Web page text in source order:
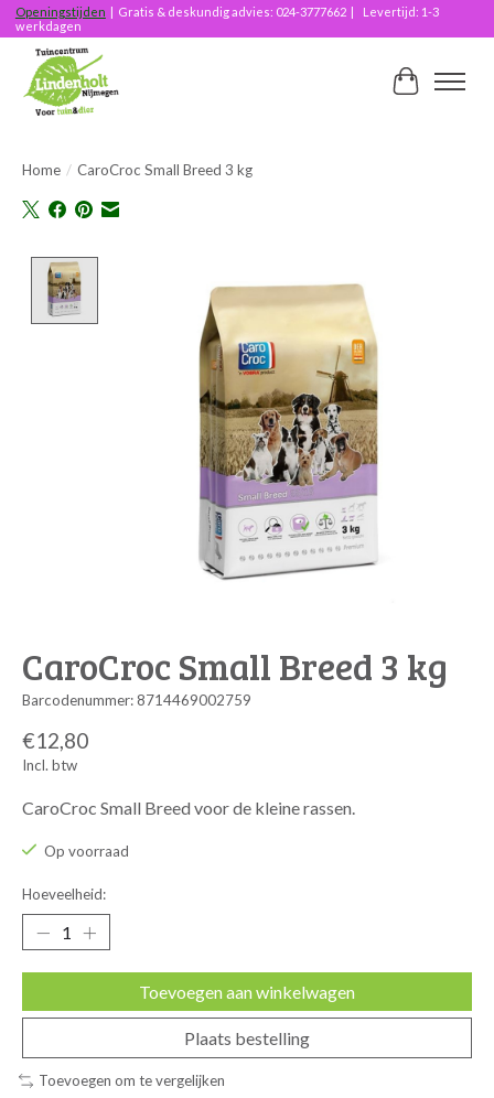
Openingstijden | Gratis & deskundig advies: 024-3777662 | Levertijd: 1-3
werkdagen
Home / CaroCroc Small Breed 3 kg
CaroCroc Small Breed 3 kg
Barcodenummer: 8714469002759
€12,80
Incl. btw
CaroCroc Small Breed voor de kleine rassen.
Op voorraad
Hoeveelheid:
Toevoegen aan winkelwagen
Plaats bestelling
Toevoegen om te vergelijken